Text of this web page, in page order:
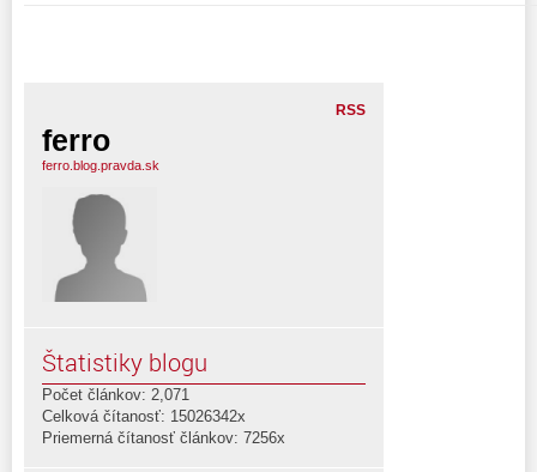
RSS
ferro
ferro.blog.pravda.sk
Štatistiky blogu
Počet článkov: 2,071
Celková čítanosť: 15026342x
Priemerná čítanosť článkov: 7256x